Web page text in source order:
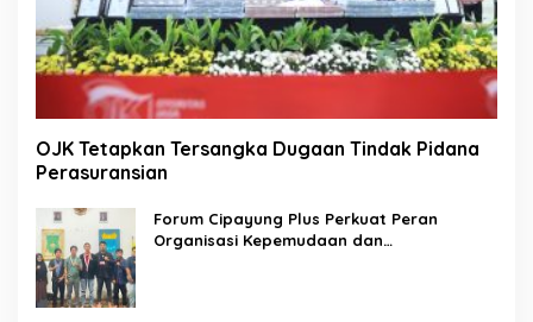
OJK Tetapkan Tersangka Dugaan Tindak Pidana
Perasuransian
Forum Cipayung Plus Perkuat Peran
Organisasi Kepemudaan dan